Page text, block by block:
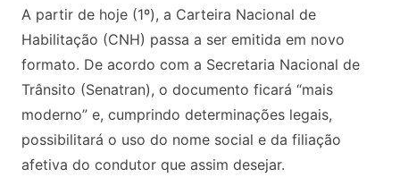
A partir de hoje (1º), a Carteira Nacional de
Habilitação (CNH) passa a ser emitida em novo
formato. De acordo com a Secretaria Nacional de
Trânsito (Senatran), o documento ficará “mais
moderno” e, cumprindo determinações legais,
possibilitará o uso do nome social e da filiação
afetiva do condutor que assim desejar.